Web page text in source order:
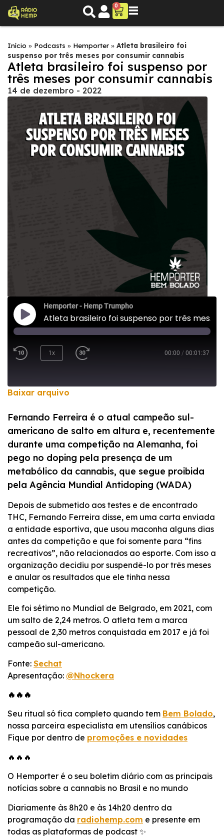
0
Início » Podcasts » Hemporter » Atleta brasileiro foi
suspenso por três meses por consumir cannabis
Atleta brasileiro foi suspenso por
três meses por consumir cannabis
14 de dezembro - 2022
Hemporter - Hemp Trumpho
Atleta brasileiro foi suspenso por três meses por consumir cannabis
1x 00:00 / 00:01:37
FEED RSS
LINK
INCORPORAR
Baixar arquivo
Fernando Ferreira é o atual campeão sul-
americano de salto em altura e, recentemente
durante uma competição na Alemanha, foi
pego no doping pela presença de um
metabólico da cannabis, que segue proibida
pela Agência Mundial Antidoping (WADA)
Depois de submetido aos testes e de encontrado
THC, Fernando Ferreira disse, em uma carta enviada
a entidade esportiva, que usou maconha alguns dias
antes da competição e que foi somente para “fins
recreativos”, não relacionados ao esporte. Com isso a
organização decidiu por suspendê-lo por três meses
e anular os resultados que ele tinha nessa
competição.
Ele foi sétimo no Mundial de Belgrado, em 2021, com
um salto de 2,24 metros. O atleta tem a marca
pessoal de 2,30 metros conquistada em 2017 e já foi
campeão sul-americano.
Fonte: Sechat
Apresentação: @Nhockera
🔥🔥🔥
Seu ritual só fica completo quando tem Bem Bolado,
nossa parceira especialista em utensílios canábicos
Fique por dentro de promoções e novidades
🔥🔥🔥
O Hemporter é o seu boletim diário com as principais
notícias sobre a cannabis no Brasil e no mundo
Diariamente às 8h20 e às 14h20 dentro da
programação da radiohemp.com e presente em
todas as plataformas de podcast ✨